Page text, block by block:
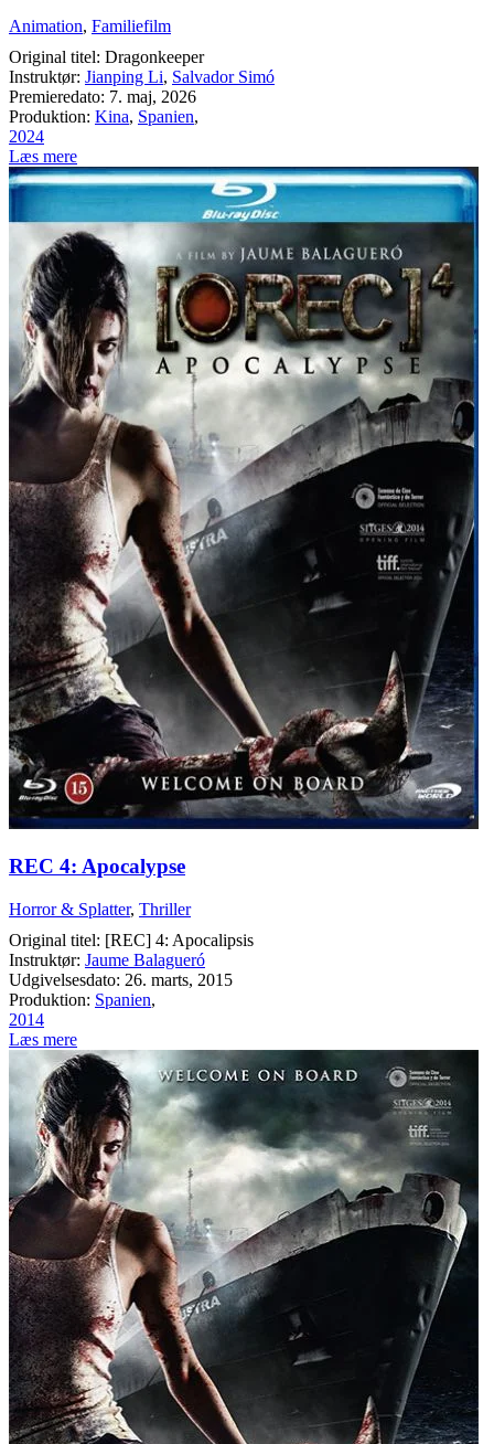
Animation, Familiefilm
Original titel: Dragonkeeper
Instruktør: Jianping Li, Salvador Simó
Premieredato: 7. maj, 2026
Produktion: Kina, Spanien,
2024
Læs mere
REC 4: Apocalypse
Horror & Splatter, Thriller
Original titel: [REC] 4: Apocalipsis
Instruktør: Jaume Balagueró
Udgivelsesdato: 26. marts, 2015
Produktion: Spanien,
2014
Læs mere